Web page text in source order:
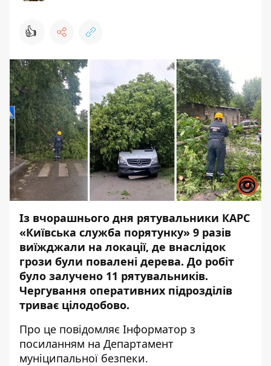
👍
Із вчорашнього дня рятувальники КАРС
«Київська служба порятунку» 9 разів
виїжджали на локації, де внаслідок
грози були повалені дерева. До робіт
було залучено 11 рятувальників.
Чергування оперативних підрозділів
триває цілодобово.
Про це повідомляє Інформатор з
посиланням на Департамент
муніципальної безпеки.